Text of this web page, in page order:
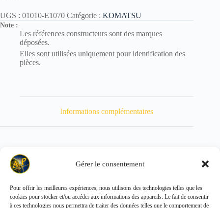
Gérer le consentement
Pour offrir les meilleures expériences, nous utilisons des technologies telles que les
cookies pour stocker et/ou accéder aux informations des appareils. Le fait de consentir
à ces technologies nous permettra de traiter des données telles que le comportement de
UGS : 01010-E1070 Catégorie : KOMATSU
Note :
Les références constructeurs sont des marques
déposées.
Elles sont utilisées uniquement pour identification des
pièces.
Informations complémentaires
Poids 47 kg
Copyright © 2026 - ALL PARTS FRANCE SAS